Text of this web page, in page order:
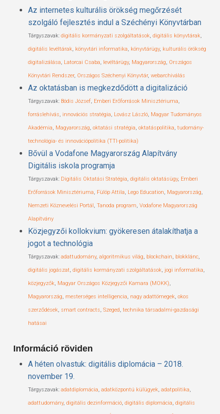
Az internetes kulturális örökség megőrzését
szolgáló fejlesztés indul a Széchényi Könyvtárban
Tárgyszavak: digitális kormányzati szolgáltatások, digitális könyvtárak,
digitális levéltárak, könyvtári informatika, könyvtárügy, kulturális örökség
digitalizálása, Latorcai Csaba, levéltárügy, Magyarország, Országos
Könyvtári Rendszer, Országos Széchenyi Könyvtár, webarchiválás
Az oktatásban is megkezdődött a digitalizáció
Tárgyszavak: Bódis József, Emberi Erőforrások Minisztériuma,
forráslehívás, innovációs stratégia, Lovász László, Magyar Tudományos
Akadémia, Magyarország, oktatási stratégia, oktatáspolitika, tudomány-
technológia- és innovációpolitika (TTI-politika)
Bővül a Vodafone Magyarország Alapítvány
Digitális iskola programja
Tárgyszavak: Digitális Oktatási Stratégia, digitális oktatásügy, Emberi
Erőforrások Minisztériuma, Fülöp Attila, Lego Education, Magyarország,
Nemzeti Köznevelési Portál, Tanoda program, Vodafone Magyarország
Alapítvány
Közjegyzői kollokvium: gyökeresen átalakíthatja a
jogot a technológia
Tárgyszavak: adattudomány, algoritmikus világ, blockchain, blokklánc,
digitális jogászat, digitális kormányzati szolgáltatások, jogi informatika,
közjegyzők, Magyar Országos Közjegyzői Kamara (MOKK),
Magyarország, mesterséges intelligencia, nagy adattömegek, okos
szerződések, smart contracts, Szeged, technika társadalmi-gazdasági
hatásai
Információ röviden
A héten olvastuk: digitális diplomácia – 2018.
november 19.
Tárgyszavak: adatdiplomácia, adatközpontú külügyek, adatpolitika,
adattudomány, digitális dezinformáció, digitális diplomácia, digitális